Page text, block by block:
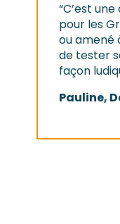
“C’est
pour les
ou amené
de tester
façon
Pauline,